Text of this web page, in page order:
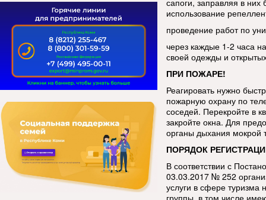
сапоги, заправляя в
использование
проведение работ по
через каждые 1-2 часа
своей одежды и
ПРИ ПОЖАРЕ!
Реагировать нужно
пожарную охрану по
соседей. Перекройте в
закройте окна. Для
органы дыхания мокрой
ПОРЯДОК
В соответствии с
03.03.2017 № 252
услуги в сфере туризма
группы, в том числе